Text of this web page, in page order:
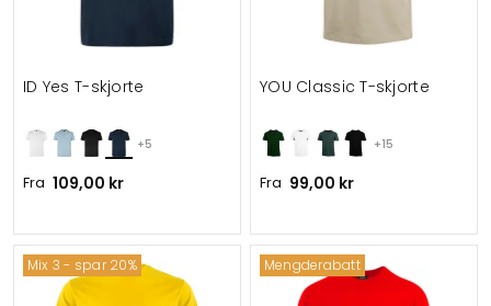
+5
ID Yes T-skjorte
Fra 109,00 kr
+15
YOU Classic T-skjorte
Fra 99,00 kr
Mix 3 - spar 20% Mengderabatt